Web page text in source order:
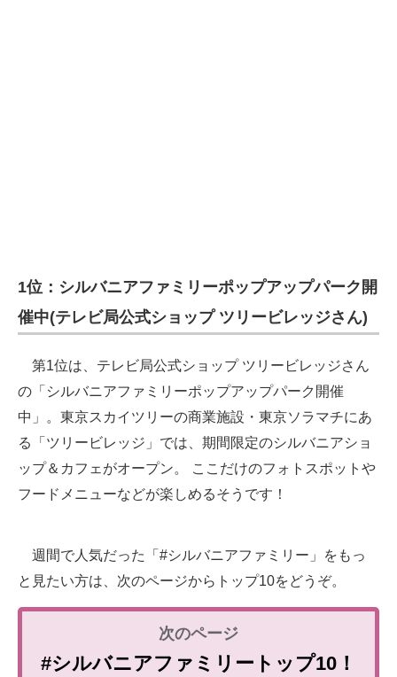
1位：シルバニアファミリーポップアップパーク開
催中(テレビ局公式ショップ ツリービレッジさん)
第1位は、テレビ局公式ショップ ツリービレッジさん
の「シルバニアファミリーポップアップパーク開催
中」。東京スカイツリーの商業施設・東京ソラマチにあ
る「ツリービレッジ」では、期間限定のシルバニアショ
ップ＆カフェがオープン。 ここだけのフォトスポットや
フードメニューなどが楽しめるそうです！
週間で人気だった「#シルバニアファミリー」をもっ
と見たい方は、次のページからトップ10をどうぞ。
#シルバニアファミリートップ10！